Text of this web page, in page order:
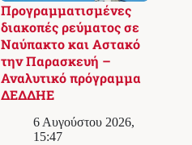
Προγραμματισμένες
διακοπές ρεύματος σε
Ναύπακτο και Αστακό
την Παρασκευή –
Αναλυτικό πρόγραμμα
ΔΕΔΔΗΕ
6 Αυγούστου 2026,
15:47